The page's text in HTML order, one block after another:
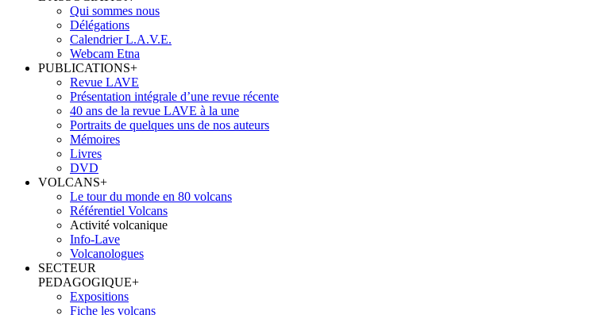
Qui sommes nous
Délégations
Calendrier L.A.V.E.
Webcam Etna
PUBLICATIONS+
Revue LAVE
Présentation intégrale d’une revue récente
40 ans de la revue LAVE à la une
Portraits de quelques uns de nos auteurs
Mémoires
Livres
DVD
VOLCANS+
Le tour du monde en 80 volcans
Référentiel Volcans
Activité volcanique
Info-Lave
Volcanologues
SECTEUR
PEDAGOGIQUE+
Expositions
Fiche les volcans